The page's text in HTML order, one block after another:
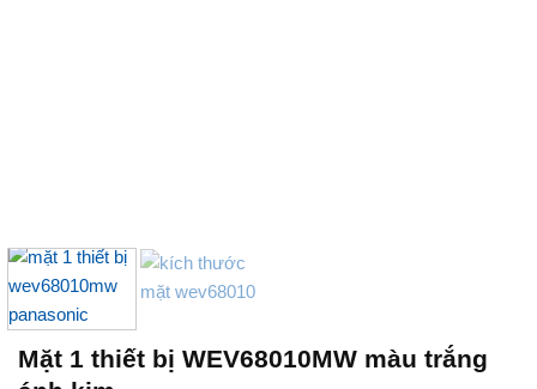
Mặt 1 thiết bị WEV68010MW màu trắng